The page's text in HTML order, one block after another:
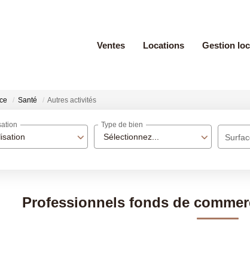
Ventes Locations Gestion
Santé Autres activités
Sélectionnez...
Type de bien
Professionnels fonds de